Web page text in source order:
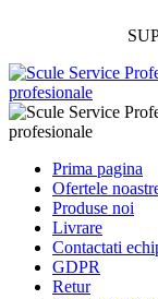
Prima pagina
Ofertele
Produse noi
Livrare
Contactati
GDPR
Retur